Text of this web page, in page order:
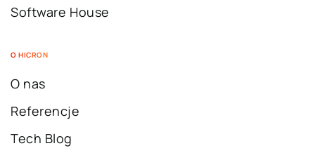
Software House
O HICRON
O nas
Referencje
Tech Blog